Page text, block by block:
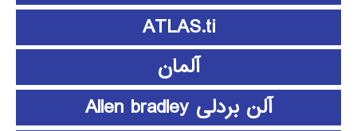
ATLAS.ti
آلمان
آلن بردلی Allen bradley